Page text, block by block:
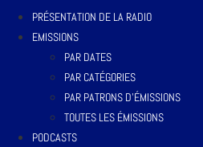
PRÉSENTATION DE LA RADIO
EMISSIONS
PAR DATES
PAR CATÉGORIES
PAR PATRONS D’ÉMISSIONS
TOUTES LES ÉMISSIONS
PODCASTS